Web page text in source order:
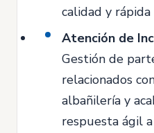
calidad y
Atención de
Gestión de
relacionados
albañilería y
respuesta ágil